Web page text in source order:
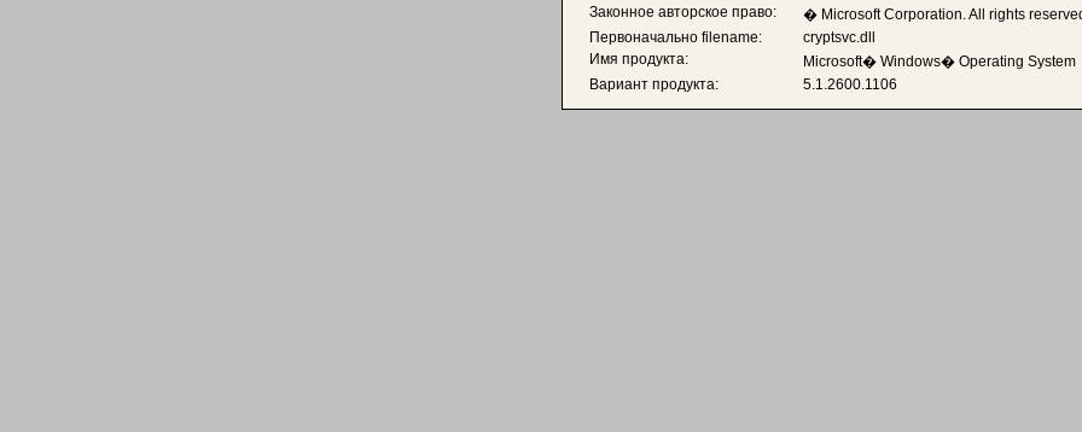
Законное авторское право:
� Microsoft Corporation. All rights
Первоначально filename:
cryptsvc.dll
Имя продукта:
Microsoft� Windows� Operating System
Вариант продукта:
5.1.2600.1106